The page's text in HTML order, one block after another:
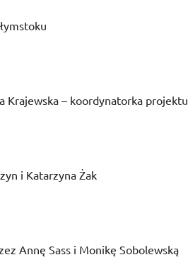
Krajewska – koordynatorka projektu
i Katarzyna Żak
Annę Sass i Monikę Sobolewską